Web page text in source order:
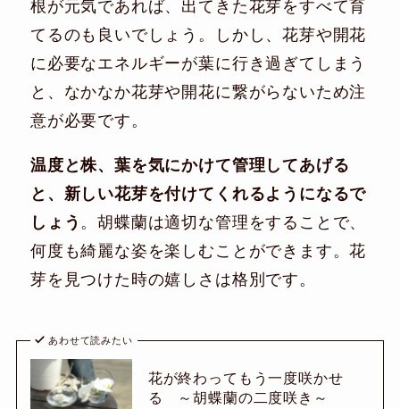
根が元気であれば、出てきた花芽をすべて育
てるのも良いでしょう。しかし、花芽や開花
に必要なエネルギーが葉に行き過ぎてしまう
と、なかなか花芽や開花に繋がらないため注
意が必要です。
温度と株、葉を気にかけて管理してあげる
と、新しい花芽を付けてくれるようになるで
しょう 。胡蝶蘭は適切な管理をすることで、
何度も綺麗な姿を楽しむことができます。花
芽を見つけた時の嬉しさは格別です。
あわせて読みたい
花が終わってもう一度咲かせ
る ～胡蝶蘭の二度咲き～